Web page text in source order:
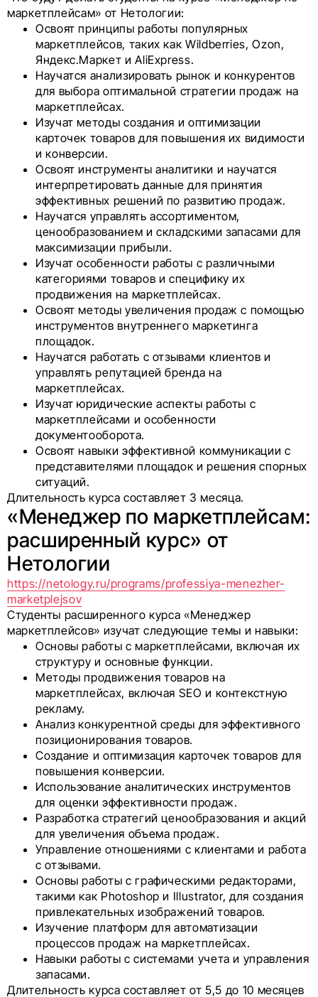
маркетплейсам» от Нетологии:
Освоят принципы работы популярных
маркетплейсов, таких как Wildberries, Ozon,
Яндекс.Маркет и AliExpress.
Научатся анализировать рынок и конкурентов
для выбора оптимальной стратегии продаж на
маркетплейсах.
Изучат методы создания и оптимизации
карточек товаров для повышения их видимости
и конверсии.
Освоят инструменты аналитики и научатся
интерпретировать данные для принятия
эффективных решений по развитию продаж.
Научатся управлять ассортиментом,
ценообразованием и складскими запасами для
максимизации прибыли.
Изучат особенности работы с различными
категориями товаров и специфику их
продвижения на маркетплейсах.
Освоят методы увеличения продаж с помощью
инструментов внутреннего маркетинга
площадок.
Научатся работать с отзывами клиентов и
управлять репутацией бренда на
маркетплейсах.
Изучат юридические аспекты работы с
маркетплейсами и особенности
документооборота.
Освоят навыки эффективной коммуникации с
представителями площадок и решения спорных
ситуаций.
Длительность курса составляет 3 месяца.
«Менеджер по маркетплейсам:
расширенный курс» от
Нетологии
https://netology.ru/programs/professiya-menezher-
marketplejsov
Студенты расширенного курса «Менеджер
маркетплейсов» изучат следующие темы и навыки:
Основы работы с маркетплейсами, включая их
структуру и основные функции.
Методы продвижения товаров на
маркетплейсах, включая SEO и контекстную
рекламу.
Анализ конкурентной среды для эффективного
позиционирования товаров.
Создание и оптимизация карточек товаров для
повышения конверсии.
Использование аналитических инструментов
для оценки эффективности продаж.
Разработка стратегий ценообразования и акций
для увеличения объема продаж.
Управление отношениями с клиентами и работа
с отзывами.
Основы работы с графическими редакторами,
такими как Photoshop и Illustrator, для создания
привлекательных изображений товаров.
Изучение платформ для автоматизации
процессов продаж на маркетплейсах.
Навыки работы с системами учета и управления
запасами.
Длительность курса составляет от 5,5 до 10 месяцев